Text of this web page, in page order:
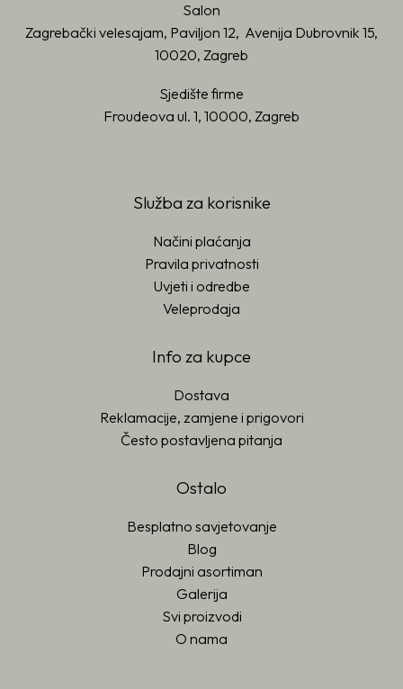
Salon
Zagrebački velesajam, Paviljon 12, Avenija Dubrovnik 15,
10020, Zagreb
Sjedište firme
Froudeova ul. 1, 10000, Zagreb
Služba za korisnike
Načini plaćanja
Pravila privatnosti
Uvjeti i odredbe
Veleprodaja
Info za kupce
Dostava
Reklamacije, zamjene i prigovori
Često postavljena pitanja
Ostalo
Besplatno savjetovanje
Blog
Prodajni asortiman
Galerija
Svi proizvodi
O nama